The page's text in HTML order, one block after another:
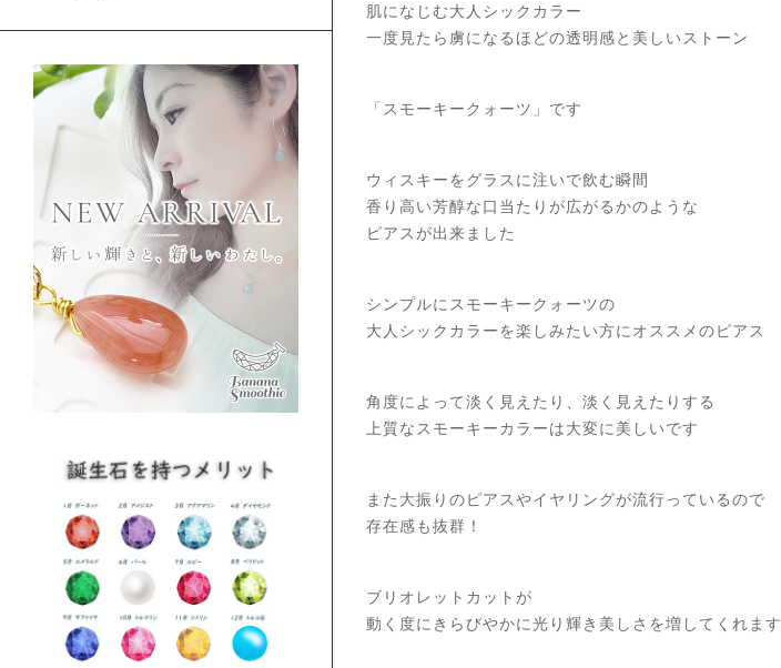
肌になじむ大人シックカラー
一度見たら虜になるほどの透明感と美しいストーン
「スモーキークォーツ」です
ウィスキーをグラスに注いで飲む瞬間
香り高い芳醇な口当たりが広がるかのような
ピアスが出来ました
シンプルにスモーキークォーツの
大人シックカラーを楽しみたい方にオススメのピアス
角度によって淡く見えたり、淡く見えたりする
上質なスモーキーカラーは大変に美しいです
また大振りのピアスやイヤリングが流行っているので
存在感も抜群！
ブリオレットカットが
動く度にきらびやかに光り輝き美しさを増してくれます